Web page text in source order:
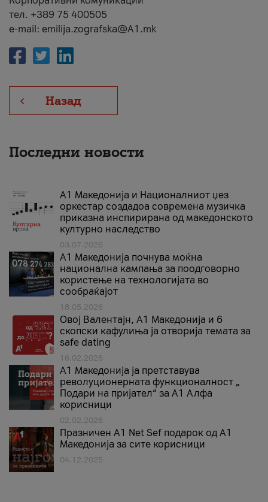
тел. +389 75 400505
e-mail: emilija.zografska@A1.mk
Назад
Последни новости
А1 Македонија и Националниот џез
оркестар создадоа современа музичка
приказна инспирирана од македонското
културно наследство
03.07.2026
A1 Македонија почнува моќна
национална кампања за поодговорно
користење на технологијата во
сообраќајот
18.05.2026
Овој Валентајн, A1 Македонија и 6
скопски кафулиња ја отворија темата за
safe dating
16.02.2026
А1 Македонија ја претставува
револуционерната функционалност „
Подари на пријател“ за А1 Алфа
корисници
02.02.2026
Празничен A1 Net Sеf подарок од А1
Македонија за сите корисници
04.12.2025